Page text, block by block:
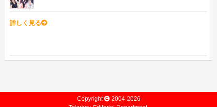
詳しく見る
Copyright
2004-2026